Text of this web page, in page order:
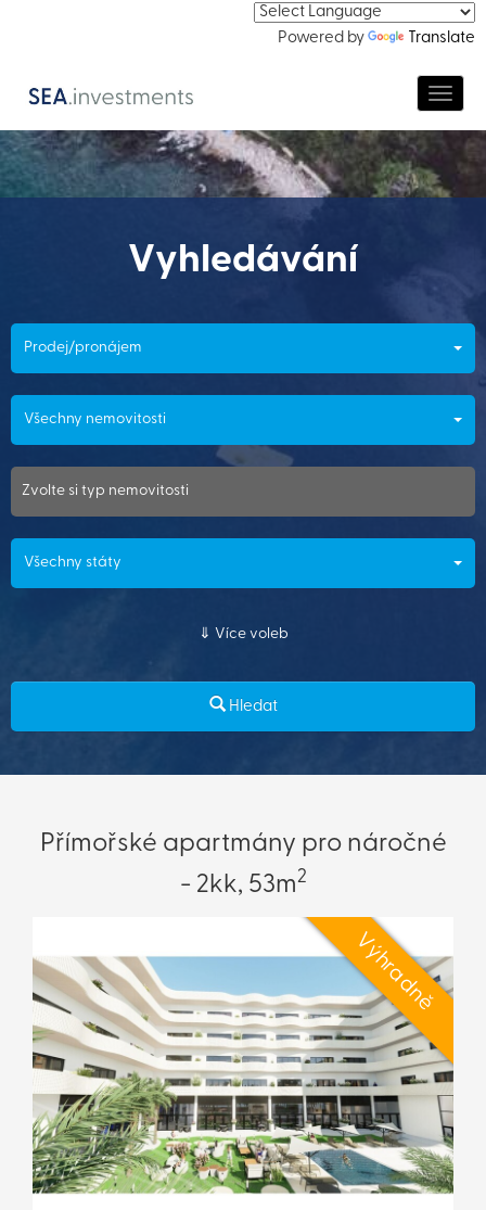
Powered by Translate
Vyhledávání
Prodej/pronájem
Všechny nemovitosti
Zvolte si typ nemovitosti
Všechny státy
Více voleb
Hledat
Přímořské apartmány pro náročné
- 2kk, 53m2